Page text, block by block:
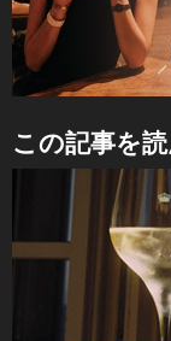
この記事を